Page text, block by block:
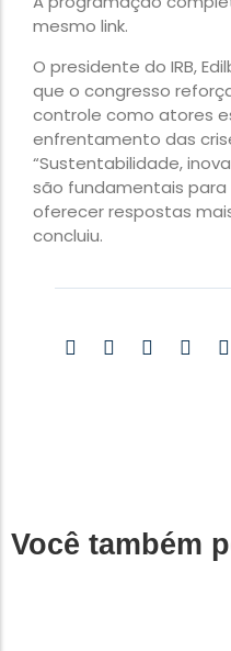
mesmo link.
O presidente do IRB,
que o congresso
controle como atores
enfrentamento das
“Sustentabilidade,
são fundamentais
oferecer respostas
concluiu.
Você também